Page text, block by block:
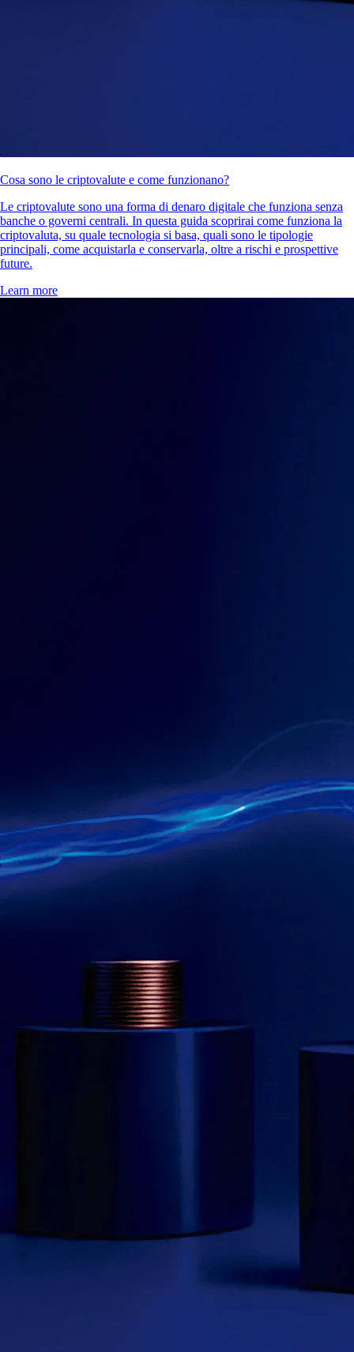
Cosa sono le criptovalute e come funzionano?
Le criptovalute sono una forma di denaro digitale che funziona senza
banche o governi centrali. In questa guida scoprirai come funziona la
criptovaluta, su quale tecnologia si basa, quali sono le tipologie
principali, come acquistarla e conservarla, oltre a rischi e prospettive
future.
Learn more